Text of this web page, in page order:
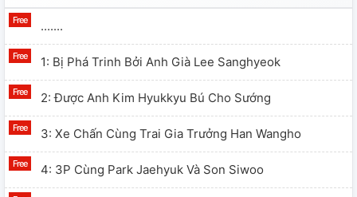
.......
1: Bị Phá Trinh Bởi Anh Già Lee Sanghyeok
2: Được Anh Kim Hyukkyu Bú Cho Sướng
3: Xe Chấn Cùng Trai Gia Trưởng Han Wangho
4: 3P Cùng Park Jaehyuk Và Son Siwoo